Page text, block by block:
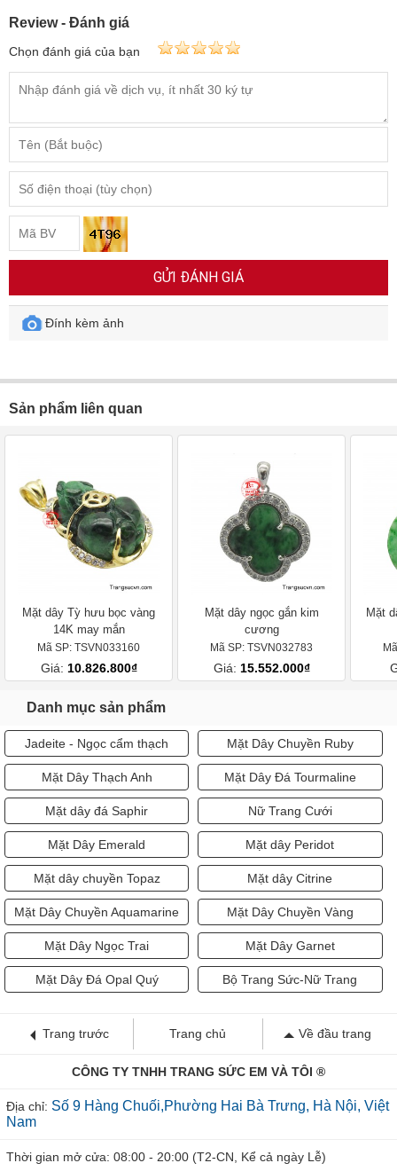
Review - Đánh giá
Chọn đánh giá của bạn
GỬI ĐÁNH GIÁ
Đính kèm ảnh
Sản phẩm liên quan
Mặt dây Tỳ hưu bọc vàng
14K may mắn
Mã SP: TSVN033160
Giá: 10.826.800₫
Mặt dây ngọc gắn kim
cương
Mã SP: TSVN032783
Giá: 15.552.000₫
Mặt
Danh mục sản phẩm
Jadeite - Ngọc cẩm thạch Mặt Dây Chuyền Ruby
Mặt Dây Thạch Anh Mặt Dây Đá Tourmaline
Mặt dây đá Saphir Nữ Trang Cưới
Mặt Dây Emerald Mặt dây Peridot
Mặt dây chuyền Topaz Mặt dây Citrine
Mặt Dây Chuyền Aquamarine Mặt Dây Chuyền Vàng
Mặt Dây Ngọc Trai Mặt Dây Garnet
Mặt Dây Đá Opal Quý Bộ Trang Sức-Nữ Trang
Trang trước Trang chủ Về đầu trang
CÔNG TY TNHH TRANG SỨC EM VÀ TÔI ®
Địa chỉ: Số 9 Hàng Chuối,Phường Hai Bà Trưng, Hà Nội, Việt
Nam
Thời gian mở cửa: 08:00 - 20:00 (T2-CN, Kể cả ngày Lễ)